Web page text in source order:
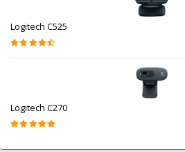
Logitech C525
Logitech C270